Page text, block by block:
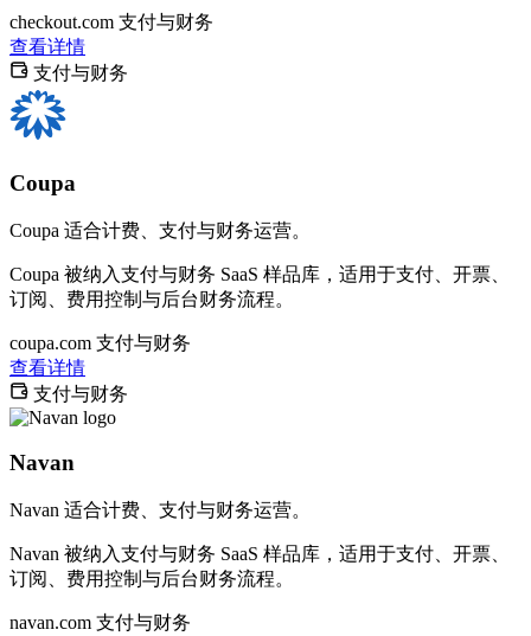
checkout.com 支付与财务
查看详情
支付与财务
Coupa
Coupa 适合计费、支付与财务运营。
Coupa 被纳入支付与财务 SaaS 样品库，适用于支付、开票、
订阅、费用控制与后台财务流程。
coupa.com 支付与财务
查看详情
支付与财务
Navan
Navan 适合计费、支付与财务运营。
Navan 被纳入支付与财务 SaaS 样品库，适用于支付、开票、
订阅、费用控制与后台财务流程。
navan.com 支付与财务